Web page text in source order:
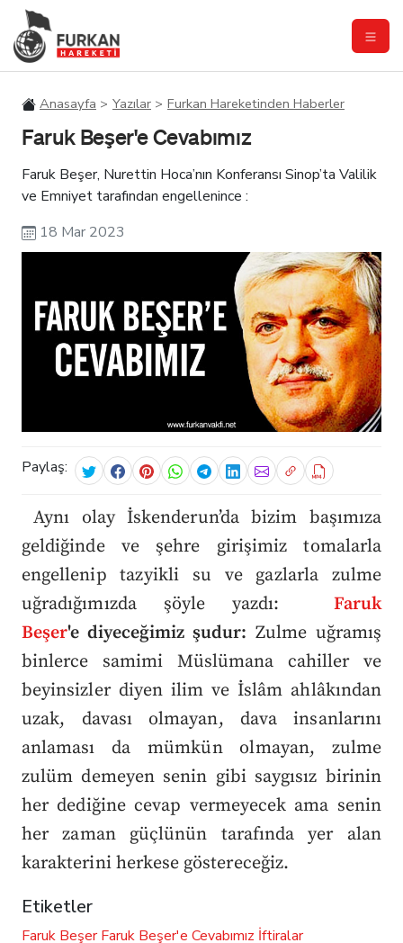
Anasayfa Yazılar Furkan Hareketinden Haberler
Faruk Beşer'e Cevabımız
Faruk Beşer, Nurettin Hoca’nın Konferansı Sinop’ta Valilik
ve Emniyet tarafından engellenince :
18 Mar 2023
Paylaş:
Aynı olay İskenderun’da bizim başımıza
geldiğinde ve şehre girişimiz tomalarla
engellenip tazyikli su ve gazlarla zulme
uğradığımızda şöyle yazdı: Faruk
Beşer'e diyeceğimiz şudur: Zulme uğramış
binlerce samimi Müslümana cahiller ve
beyinsizler diyen ilim ve İslâm ahlâkından
uzak, davası olmayan, dava insanlarını
anlaması da mümkün olmayan, zulme
zulüm demeyen senin gibi saygısız birinin
her dediğine cevap vermeyecek ama senin
her zaman güçlünün tarafında yer alan
karakterini herkese göstereceğiz.
Etiketler
Faruk Beşer Faruk Beşer'e Cevabımız İftiralar